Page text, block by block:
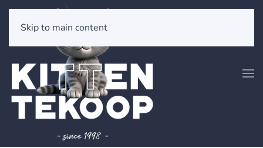
Skip to main content